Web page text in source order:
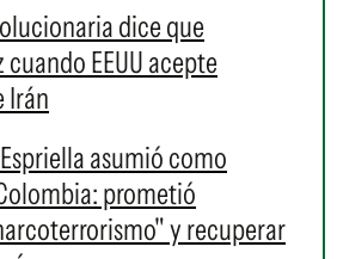
dice que
EEUU acepte
Irán
asumió como
prometió
y recuperar